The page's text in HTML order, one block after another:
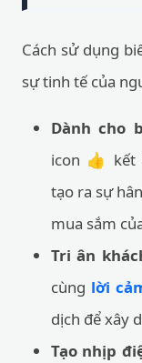
Cách sử dụng
sự tinh tế của
Dành cho
icon 👍
tạo ra sự
mua sắm
Tri ân
cùng lời
dịch để xây
Tạo nhịp